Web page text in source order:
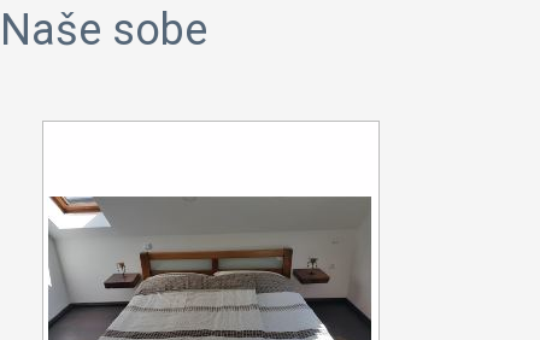
Naše sobe